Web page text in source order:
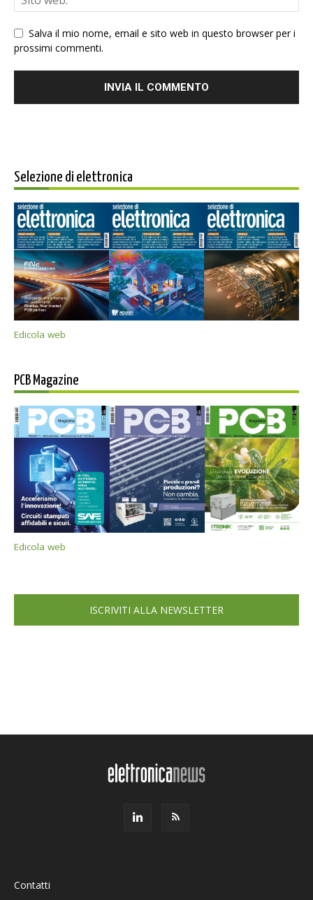
Salva il mio nome, email e sito web in questo browser per i
prossimi commenti.
Selezione di elettronica
Edicola web
PCB Magazine
Edicola web
ISCRIVITI ALLA NEWSLETTER
Contatti